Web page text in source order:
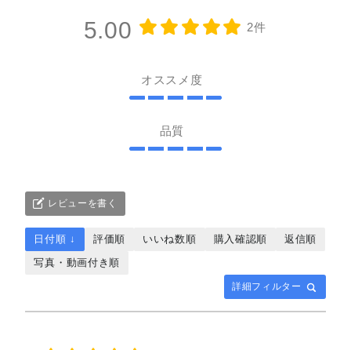
5.00 2件
オススメ度
品質
レビューを書く
詳細フィルター
日付順 ↓ 評価順 いいね数順 購入確認順
返信順
写真・動画付き順